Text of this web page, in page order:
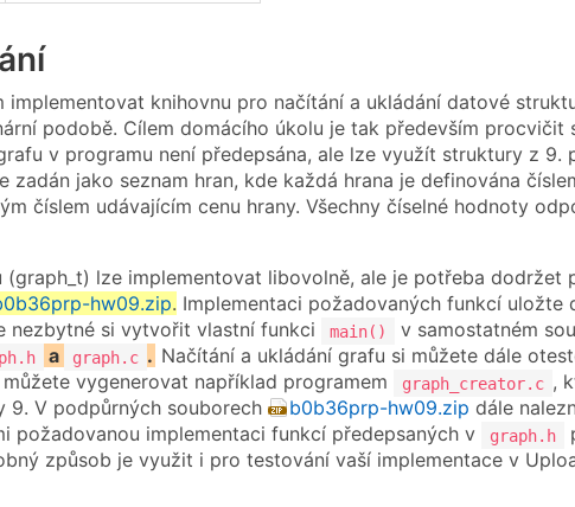
implementovat knihovnu pro načítání a ukládání datové
podobě. Cílem domácího úkolu je tak především procvičit
v programu není předepsána, ale lze využít struktury z 9.
zadán jako seznam hran, kde každá hrana je definována
číslem udávajícím cenu hrany. Všechny číselné hodnoty
lze implementovat libovolně, ale je potřeba dodržet
hw09.zip. Implementaci požadovaných funkcí uložte
nezbytné si vytvořit vlastní funkci
main() v samostatném
a graph.c . Načítání a ukládání grafu si můžete dále
vygenerovat například programem
graph_creator.c ,
9. V podpůrných souborech b0b36prp-hw09.zip dále
požadovanou implementaci funkcí předepsaných v
graph.h
způsob je využit i pro testování vaší implementace v